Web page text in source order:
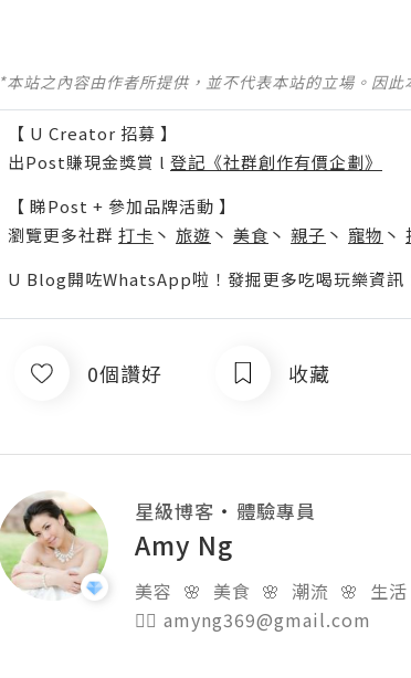
*本站之內容由作者所提供，並不代表本站的立場。因
【 U Creator 招募 】
出Post賺現金獎賞 l 登記《社群創作有價企劃》
【 睇Post + 參加品牌活動 】
瀏覽更多社群 打卡 丶 旅遊 丶 美食 丶 親子 丶 寵物 丶
U Blog開咗WhatsApp啦！發掘更多吃喝玩樂資訊
0個讚好 收藏
星級博客 ・ 體驗專員
Amy Ng
美容  🌸  美食  🌸  潮流  🌸  生活
👉🏻 amyng369@gmail.com